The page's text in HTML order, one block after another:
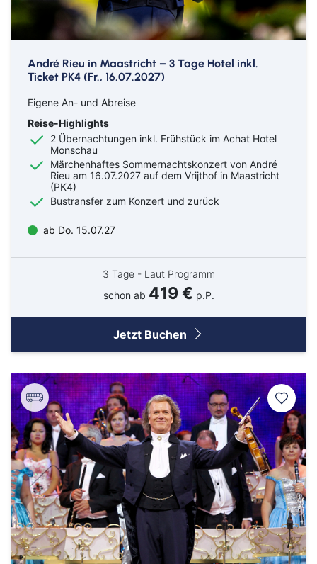
André Rieu in Maastricht – 3 Tage Hotel inkl.
Ticket PK4 (Fr., 16.07.2027)
Eigene An- und Abreise
Reise-Highlights
2 Übernachtungen inkl. Frühstück im Achat Hotel
Monschau
Märchenhaftes Sommernachtskonzert von André
Rieu am 16.07.2027 auf dem Vrijthof in Maastricht
(PK4)
Bustransfer zum Konzert und zurück
ab Do. 15.07.27
3 Tage - Laut Programm
schon ab 419 € p.P.
Jetzt Buchen